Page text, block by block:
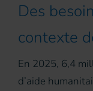
Des
contexte
En 2025, 6,4
d’aide